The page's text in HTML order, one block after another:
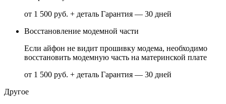
от 1 500 руб. + деталь Гарантия — 30 дней
Восстановление модемной части
Если айфон не видит прошивку модема, необходимо
восстановить модемную часть на материнской плате
от 1 500 руб. + деталь Гарантия — 30 дней
Другое